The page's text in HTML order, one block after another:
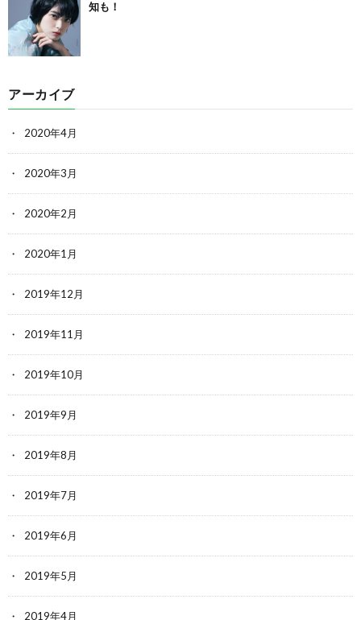
知も！
アーカイブ
2020年4月
2020年3月
2020年2月
2020年1月
2019年12月
2019年11月
2019年10月
2019年9月
2019年8月
2019年7月
2019年6月
2019年5月
2019年4月